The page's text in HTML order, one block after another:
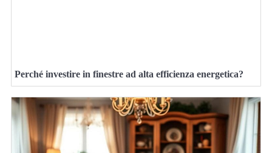
Perché investire in finestre ad alta efficienza energetica?